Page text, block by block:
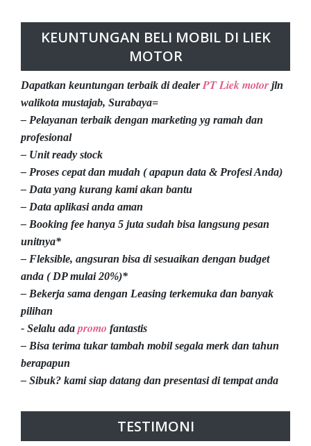
KEUNTUNGAN BELI MOBIL DI LIEK
MOTOR
Dapatkan keuntungan terbaik di dealerPT Liek motor jln
walikota mustajab, Surabaya=
– Pelayanan terbaik dengan marketing yg ramah dan
profesional
– Unit ready stock
– Proses cepat dan mudah ( apapun data & Profesi Anda)
– Data yang kurang kami akan bantu
– Data aplikasi anda aman
– Booking fee hanya 5 juta sudah bisa langsung pesan
unitnya*
– Fleksible, angsuran bisa di sesuaikan dengan budget
anda ( DP mulai 20%)*
– Bekerja sama dengan Leasing terkemuka dan banyak
pilihan
- Selalu ada promo fantastis
– Bisa terima tukar tambah mobil segala merk dan tahun
berapapun
– Sibuk? kami siap datang dan presentasi di tempat anda
TESTIMONI